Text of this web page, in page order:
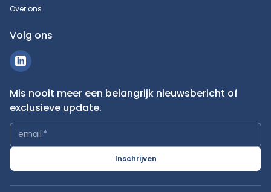
Over ons
Volg ons
Mis nooit meer een belangrijk nieuwsbericht of
exclusieve update.
email *
Inschrijven